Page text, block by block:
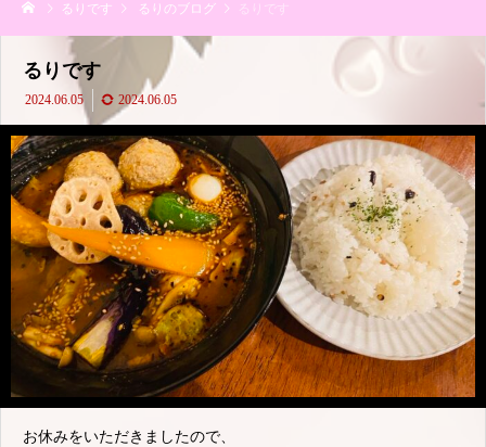
るりです るりのブログ るりです
るりです
2024.06.05 2024.06.05
お休みをいただきましたので、